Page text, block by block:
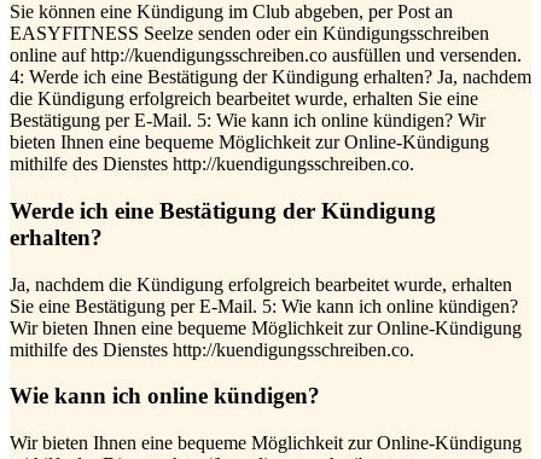
Sie können eine Kündigung im Club abgeben, per Post an
EASYFITNESS Seelze senden oder ein Kündigungsschreiben
online auf http://kuendigungsschreiben.co ausfüllen und versenden.
4: Werde ich eine Bestätigung der Kündigung erhalten? Ja, nachdem
die Kündigung erfolgreich bearbeitet wurde, erhalten Sie eine
Bestätigung per E-Mail. 5: Wie kann ich online kündigen? Wir
bieten Ihnen eine bequeme Möglichkeit zur Online-Kündigung
mithilfe des Dienstes http://kuendigungsschreiben.co.
Werde ich eine Bestätigung der Kündigung
erhalten?
Ja, nachdem die Kündigung erfolgreich bearbeitet wurde, erhalten
Sie eine Bestätigung per E-Mail. 5: Wie kann ich online kündigen?
Wir bieten Ihnen eine bequeme Möglichkeit zur Online-Kündigung
mithilfe des Dienstes http://kuendigungsschreiben.co.
Wie kann ich online kündigen?
Wir bieten Ihnen eine bequeme Möglichkeit zur Online-Kündigung